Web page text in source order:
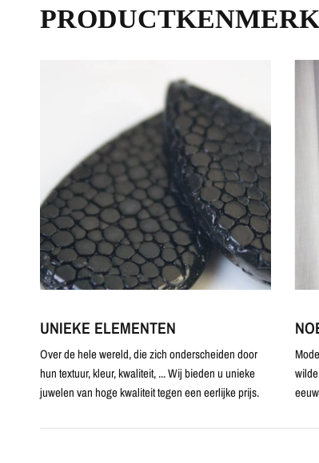
UNIEKE ELEMENTEN
Over de hele wereld, die zich onderscheiden door
hun textuur, kleur, kwaliteit, ... Wij bieden u unieke
juwelen van hoge kwaliteit tegen een eerlijke prijs.